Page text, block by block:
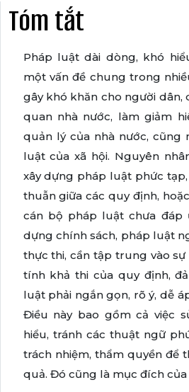
Tóm tắt
Pháp luật dài dòng, khó
một vấn đề chung trong
gây khó khăn cho người dân,
quan nhà nước, làm giảm
quản lý của nhà nước, cũng
luật của xã hội. Nguyên
xây dựng pháp luật phức
thuẫn giữa các quy định,
cán bộ pháp luật chưa đáp
dựng chính sách, pháp luật
thực thi, cần tập trung vào
tính khả thi của quy định,
luật phải ngắn gọn, rõ ý, dễ
Điều này bao gồm cả việc
hiểu, tránh các thuật ngữ
trách nhiệm, thẩm quyền để
quả. Đó cũng là mục đích của